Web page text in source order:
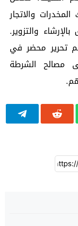
والاتجار
والتزوير.
تم تحرير محضر في
مصالح الشرطة